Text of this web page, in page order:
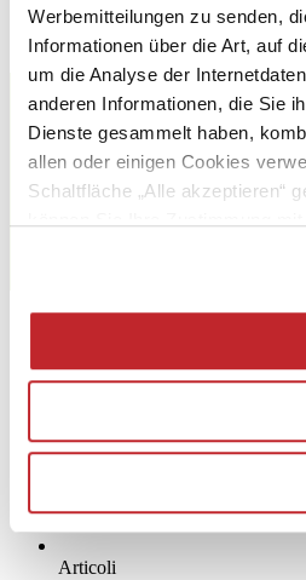
Werbemitteilungen zu senden,
Informationen über die Art, auf
um die Analyse der
anderen Informationen, die Sie
Dienste gesammelt haben,
allen oder einigen Cookies
Schaltfläche „Alle akzeptieren“
CERAMICHE REFIN S.p.A.
Via 1^ Maggio 22
SALVATERRA, 42013
Reggio Emilia
Tel. 0522990499
Articoli